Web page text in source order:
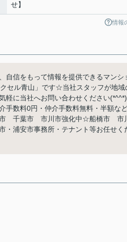
せ】
情報
信をもって情報を提供できるマンシ
セル青山」です☆当社スタッフが地域
軽に当社へお問い合わせください(*^^*)
手数料0円・仲介手数料無料・半額な
千葉市 市川市強化中☆船橋市 市
浦安市事務所・テナント等お任せく